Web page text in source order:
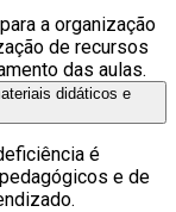
a organização
de recursos
das aulas.
didáticos e
é
e de